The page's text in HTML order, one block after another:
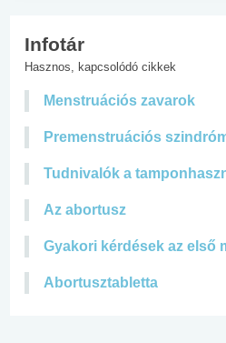
Infotár
Hasznos, kapcsolódó cikkek
Menstruációs zavarok
Premenstruációs
Tudnivalók a
Az abortusz
Gyakori kérdések az első
Abortusztabletta